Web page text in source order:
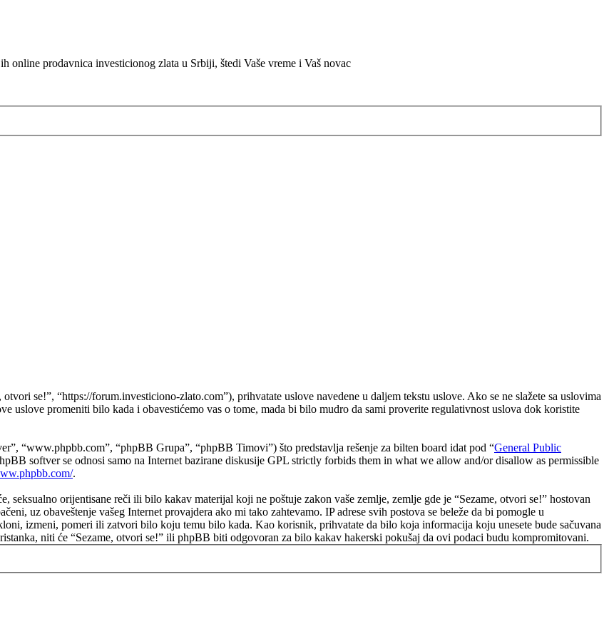
online prodavnica investicionog zlata u Srbiji, štedi Vaše vreme i Vaš novac
se!”, “https://forum.investiciono-zlato.com”), prihvatate uslove navedene u daljem tekstu uslove. Ako se ne slažete sa uslovima
uslove promeniti bilo kada i obavestićemo vas o tome, mada bi bilo mudro da sami proverite regulativnost uslova dok koristite
“www.phpbb.com”, “phpBB Grupa”, “phpBB Timovi”) što predstavlja rešenje za bilten board idat pod “General Public
softver se odnosi samo na Internet bazirane diskusije GPL strictly forbids them in what we allow and/or disallow as permissible
.
seksualno orijentisane reči ili bilo kakav materijal koji ne poštuje zakon vaše zemlje, zemlje gde je “Sezame, otvori se!” hostovan
uz obaveštenje vašeg Internet provajdera ako mi tako zahtevamo. IP adrese svih postova se beleže da bi pomogle u
izmeni, pomeri ili zatvori bilo koju temu bilo kada. Kao korisnik, prihvatate da bilo koja informacija koju unesete bude sačuvana
niti će “Sezame, otvori se!” ili phpBB biti odgovoran za bilo kakav hakerski pokušaj da ovi podaci budu kompromitovani.